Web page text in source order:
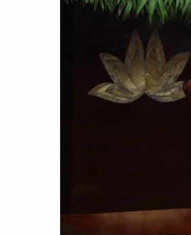
An ninh thế giới Văn nghệ Công an